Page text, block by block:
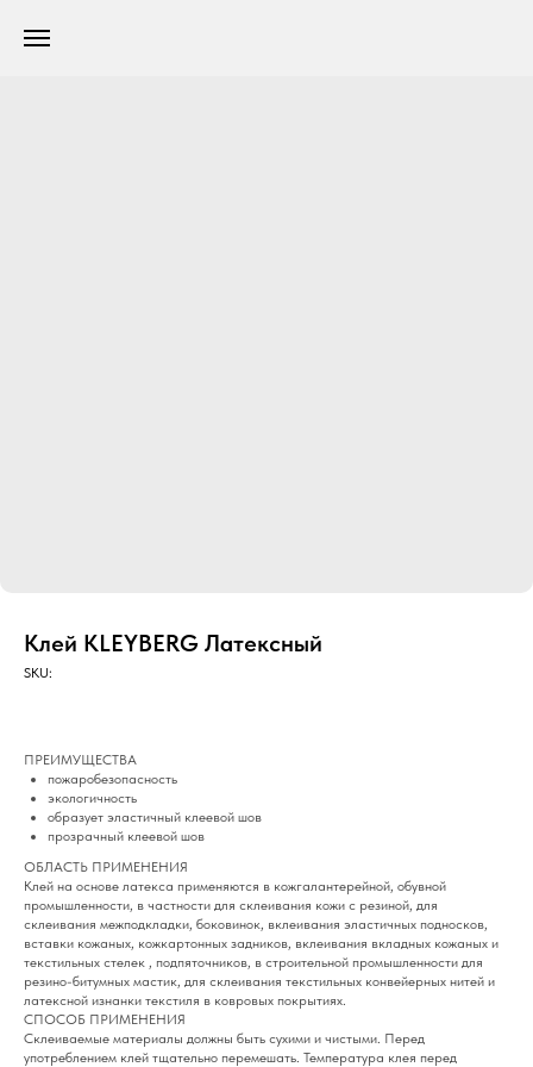
Клей KLEYBERG Латексный
SKU:
ПРЕИМУЩЕСТВА
пожаробезопасность
экологичность
образует эластичный клеевой шов
прозрачный клеевой шов
ОБЛАСТЬ ПРИМЕНЕНИЯ
Клей на основе латекса применяются в кожгалантерейной, обувной
промышленности, в частности для склеивания кожи с резиной, для
склеивания межподкладки, боковинок, вклеивания эластичных подносков,
вставки кожаных, кожкартонных задников, вклеивания вкладных кожаных и
текстильных стелек , подпяточников, в строительной промышленности для
резино-битумных мастик, для склеивания текстильных конвейерных нитей и
латексной изнанки текстиля в ковровых покрытиях.
СПОСОБ ПРИМЕНЕНИЯ
Склеиваемые материалы должны быть сухими и чистыми. Перед
употреблением клей тщательно перемешать. Температура клея перед